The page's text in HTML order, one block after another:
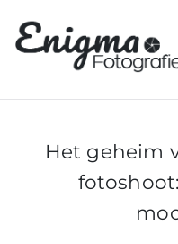
naar
Het geheim